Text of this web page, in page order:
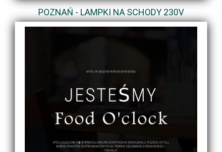
POZNAŃ - LAMPKI NA SCHODY 230V